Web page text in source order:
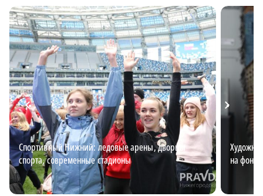
Спортивный Нижний: ледовые арены, дворцы
спорта, современные стадионы
на фоне